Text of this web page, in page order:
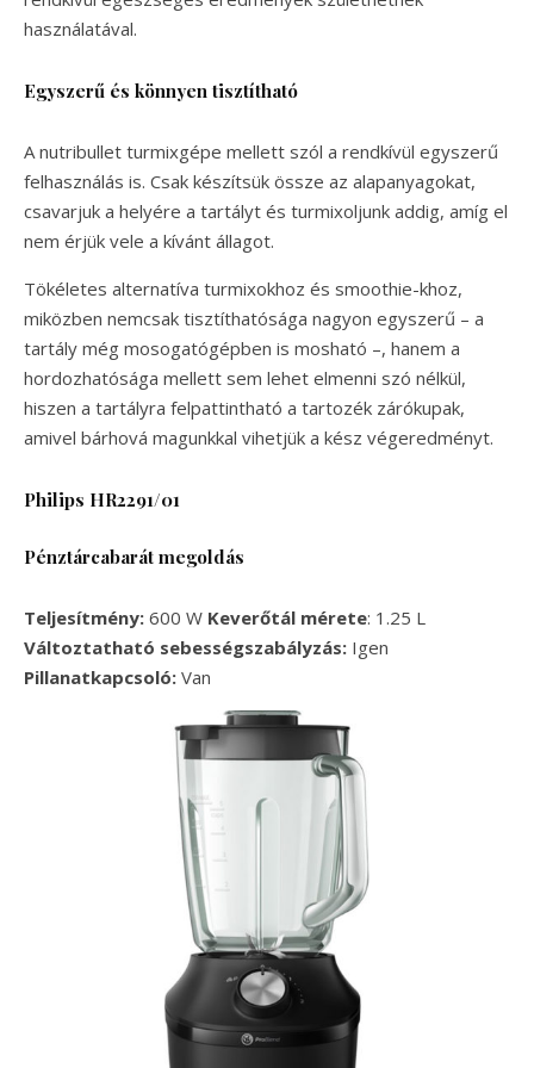
használatával.
Egyszerű és könnyen tisztítható
A nutribullet turmixgépe mellett szól a rendkívül egyszerű
felhasználás is. Csak készítsük össze az alapanyagokat,
csavarjuk a helyére a tartályt és turmixoljunk addig, amíg el
nem érjük vele a kívánt állagot.
Tökéletes alternatíva turmixokhoz és smoothie-khoz,
miközben nemcsak tisztíthatósága nagyon egyszerű – a
tartály még mosogatógépben is mosható –, hanem a
hordozhatósága mellett sem lehet elmenni szó nélkül,
hiszen a tartályra felpattintható a tartozék zárókupak,
amivel bárhová magunkkal vihetjük a kész végeredményt.
Philips HR2291/01
Pénztárcabarát megoldás
Teljesítmény: 600 W Keverőtál mérete: 1.25 L
Változtatható sebességszabályzás: Igen
Pillanatkapcsoló: Van